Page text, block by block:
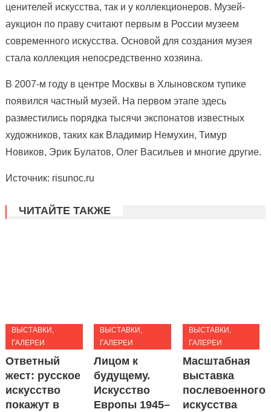
ценителей искусства, так и у коллекционеров. Музей-
аукцион по праву считают первым в России музеем
современного искусства. Основой для создания музея
стала коллекция непосредственно хозяина.
В 2007-м году в центре Москвы в Хлыновском тупике
появился частный музей. На первом этапе здесь
разместились порядка тысячи экспонатов известных
художников, таких как Владимир Немухин, Тимур
Новиков, Эрик Булатов, Олег Васильев и многие другие.
Источник: risunoc.ru
ЧИТАЙТЕ ТАКЖЕ
ВЫСТАВКИ,
ГАЛЕРЕИ
Ответный
жест: русское
искусство
покажут в
ВЫСТАВКИ,
ГАЛЕРЕИ
Лицом к
будущему.
Искусство
Европы 1945–
ВЫСТАВКИ,
ГАЛЕРЕИ
Масштабная
выставка
послевоенного
искусства